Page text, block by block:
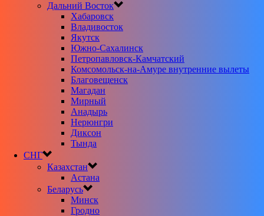
Дальний Восток
Хабаровск
Владивосток
Якутск
Южно-Сахалинск
Петропавловск-Камчатский
Комсомольск-на-Амуре внутренние вылеты
Благовещенск
Магадан
Мирный
Анадырь
Нерюнгри
Диксон
Тында
СНГ
Казахстан
Астана
Беларусь
Минск
Гродно